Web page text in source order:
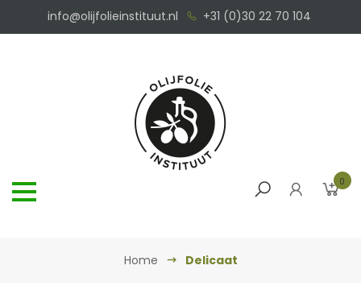
info@olijfolieinstituut.nl +31 (0)30 22 70 104
0
Home Delicaat